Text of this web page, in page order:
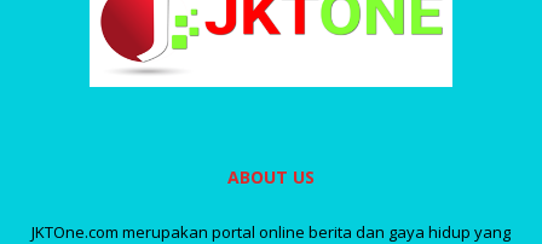
ABOUT US
JKTOne.com merupakan portal online berita dan gaya hidup yang